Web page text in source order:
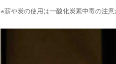
※薪や炭の使用は一酸化炭素中毒の注